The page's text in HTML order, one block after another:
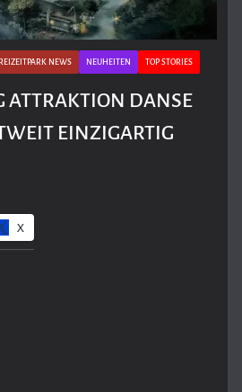
NEWS NEUHEITEN TOP STORIES
ATTRAKTION DANSE
EINZIGARTIG
X